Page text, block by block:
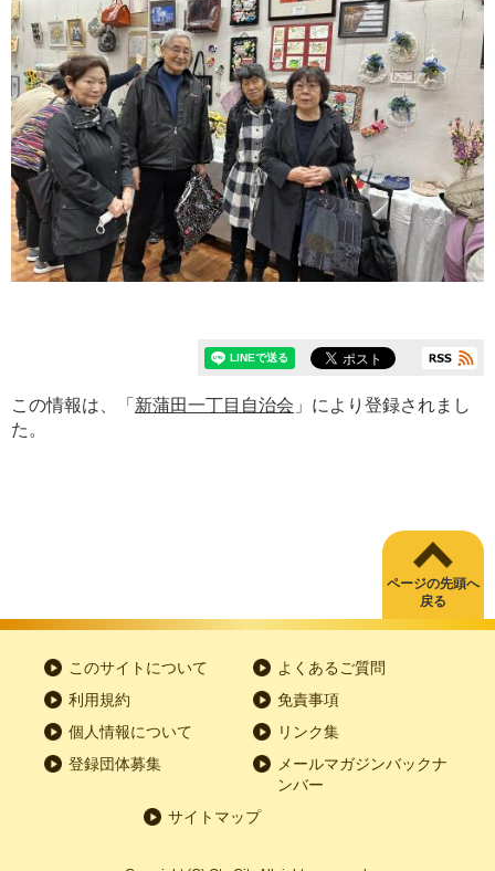
この情報は、「 新蒲田一丁目自治会 」により登録されまし
た。
ページの先頭へ
戻る
このサイトについて
よくあるご質問
利用規約
免責事項
個人情報について
リンク集
登録団体募集
メールマガジンバックナ
ンバー
サイトマップ